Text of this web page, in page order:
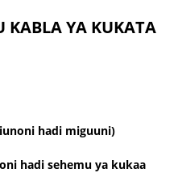
YA KUKATA
hadi miguuni)
hadi sehemu ya kukaa